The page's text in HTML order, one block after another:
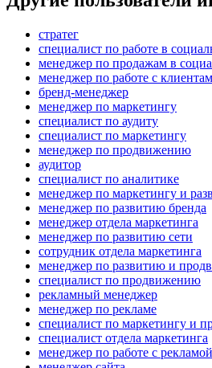
стратег
специалист по работе в
менеджер по продажам в
менеджер по работе с
бренд-менеджер
менеджер по маркетингу
специалист по аудиту
специалист по маркетингу
менеджер по продвижению
аудитор
специалист по аналитике
менеджер по маркетингу и
менеджер по развитию бренда
менеджер отдела маркетинга
менеджер по развитию сети
сотрудник отдела маркетинга
менеджер по развитию и
специалист по продвижению
рекламный менеджер
менеджер по рекламе
специалист по маркетингу и
специалист отдела маркетинга
менеджер по работе с рекламой